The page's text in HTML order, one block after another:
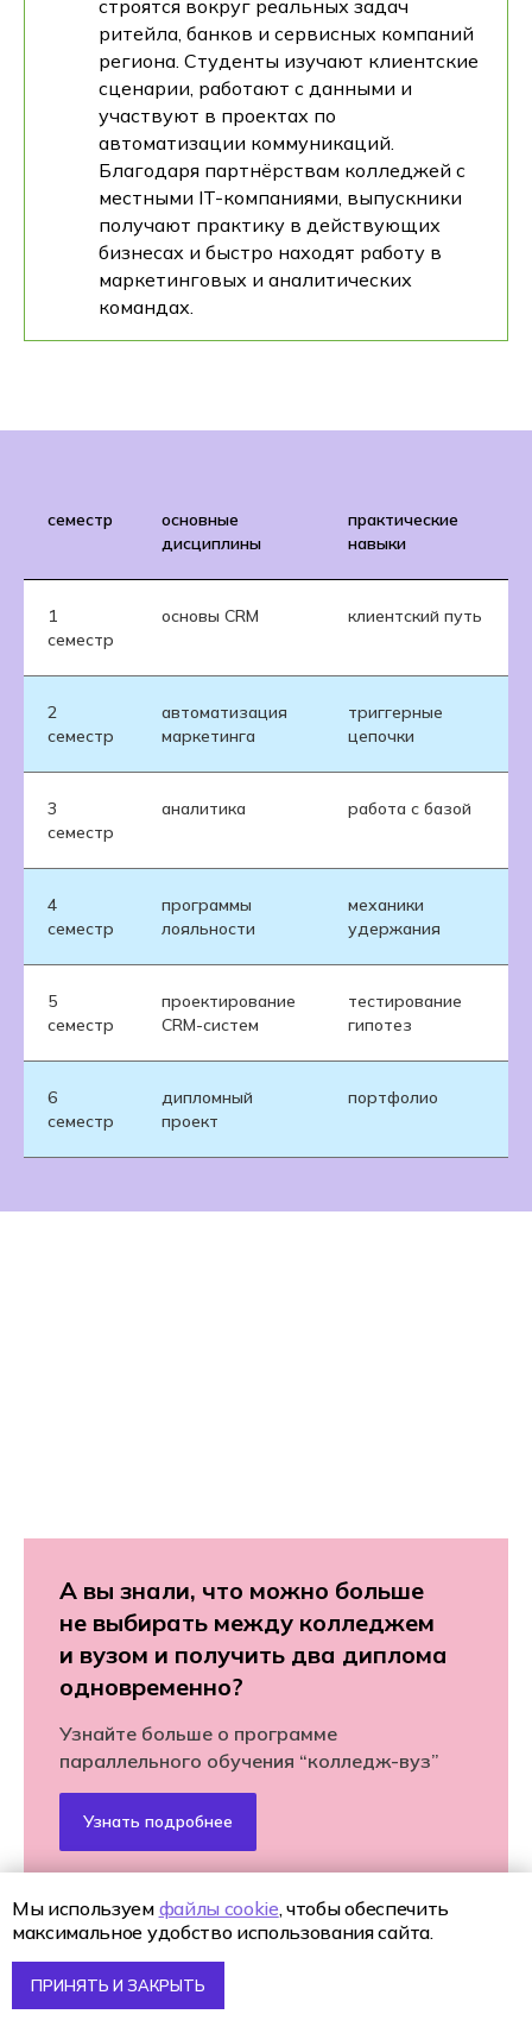
строятся вокруг реальных задач
ритейла, банков и сервисных компаний
региона. Студенты изучают клиентские
сценарии, работают с данными и
участвуют в проектах по
автоматизации коммуникаций.
Благодаря партнёрствам колледжей с
местными IT-компаниями, выпускники
получают практику в действующих
бизнесах и быстро находят работу в
маркетинговых и аналитических
командах.
семестр
основные
дисциплины
практические
навыки
1
семестр
основы CRM клиентский путь
2
семестр
автоматизация
маркетинга
триггерные
цепочки
3
семестр
аналитика работа с базой
4
семестр
программы
лояльности
механики
удержания
5
семестр
проектирование
CRM-систем
тестирование
гипотез
6
семестр
дипломный
проект
портфолио
А вы знали, что можно больше
не выбирать между колледжем
и вузом и получить два диплома
одновременно?
Узнайте больше о программе
параллельного обучения “колледж-вуз”
Узнать подробнее
Мы используем файлы cookie, чтобы обеспечить
максимальное удобство использования сайта.
ПРИНЯТЬ И ЗАКРЫТЬ